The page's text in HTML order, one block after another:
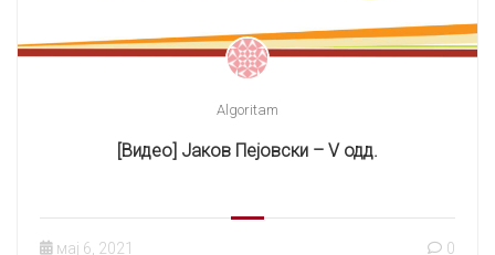
Algoritam
[Видео] Јаков Пејовски – V одд.
мај 6, 2021 0